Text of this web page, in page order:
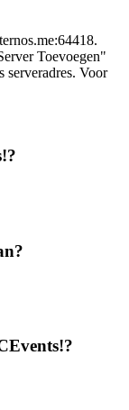
Toevoegen"
serveradres. Voor